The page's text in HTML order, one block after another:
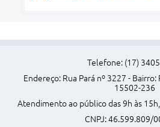
Telefone: (17)
Endereço: Rua Pará nº 3227 -
15502-236
Atendimento ao público das 9h às
CNPJ: 46.599.809/